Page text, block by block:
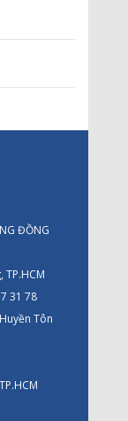
ĐỒNG
TP.HCM
31 78
Tôn